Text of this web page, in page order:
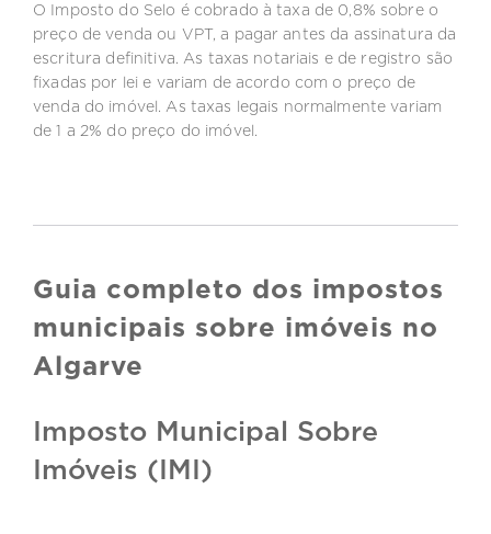
O Imposto do Selo é cobrado à taxa de 0,8% sobre o
preço de venda ou VPT, a pagar antes da assinatura da
escritura definitiva. As taxas notariais e de registro são
fixadas por lei e variam de acordo com o preço de
venda do imóvel. As taxas legais normalmente variam
de 1 a 2% do preço do imóvel.
Guia completo dos impostos
municipais sobre imóveis no
Algarve
Imposto Municipal Sobre
Imóveis (IMI)